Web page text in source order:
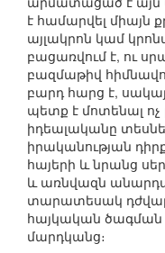
է համարվել միայն
այլակրոն կամ
բացառվում է, ու
բազմաթիվ
բարդ հարց է,
պետք է մոտենալ
իդեալականը
իրականության
հայերի և նրանց
և առնվազն
տարատեսակ
հայկական ծագման
մարդկանց։